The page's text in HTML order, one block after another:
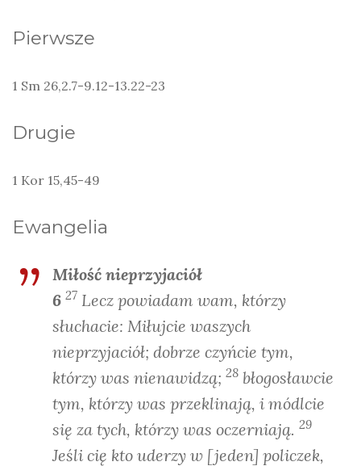
Pierwsze
1 Sm 26,2.7-9.12-13.22-23
Drugie
1 Kor 15,45-49
Ewangelia
Miłość nieprzyjaciół
6 27 Lecz powiadam wam, którzy
słuchacie: Miłujcie waszych
nieprzyjaciół; dobrze czyńcie tym,
którzy was nienawidzą; 28 błogosławcie
tym, którzy was przeklinają, i módlcie
się za tych, którzy was oczerniają. 29
Jeśli cię kto uderzy w [jeden] policzek,